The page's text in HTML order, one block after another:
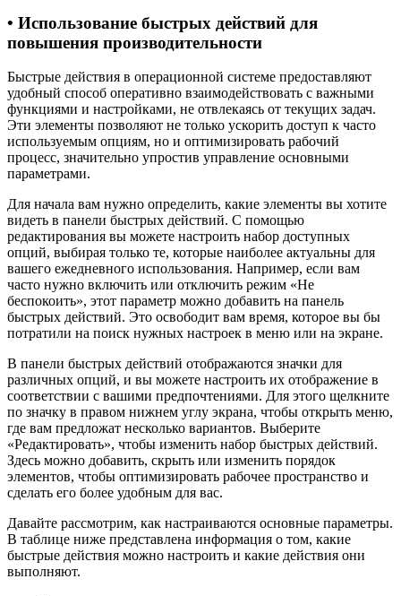
• Использование быстрых действий для
повышения производительности
Быстрые действия в операционной системе предоставляют
удобный способ оперативно взаимодействовать с важными
функциями и настройками, не отвлекаясь от текущих задач.
Эти элементы позволяют не только ускорить доступ к часто
используемым опциям, но и оптимизировать рабочий
процесс, значительно упростив управление основными
параметрами.
Для начала вам нужно определить, какие элементы вы хотите
видеть в панели быстрых действий. С помощью
редактирования вы можете настроить набор доступных
опций, выбирая только те, которые наиболее актуальны для
вашего ежедневного использования. Например, если вам
часто нужно включить или отключить режим «Не
беспокоить», этот параметр можно добавить на панель
быстрых действий. Это освободит вам время, которое вы бы
потратили на поиск нужных настроек в меню или на экране.
В панели быстрых действий отображаются значки для
различных опций, и вы можете настроить их отображение в
соответствии с вашими предпочтениями. Для этого щелкните
по значку в правом нижнем углу экрана, чтобы открыть меню,
где вам предложат несколько вариантов. Выберите
«Редактировать», чтобы изменить набор быстрых действий.
Здесь можно добавить, скрыть или изменить порядок
элементов, чтобы оптимизировать рабочее пространство и
сделать его более удобным для вас.
Давайте рассмотрим, как настраиваются основные параметры.
В таблице ниже представлена информация о том, какие
быстрые действия можно настроить и какие действия они
выполняют.